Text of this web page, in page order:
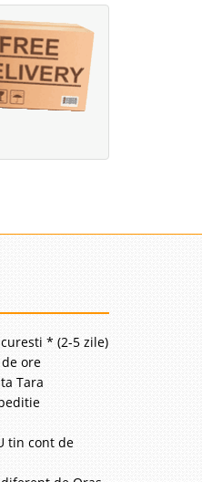
* (2-5 zile)
ore
Tara
tin cont de